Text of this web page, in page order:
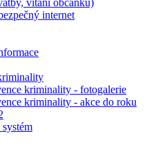
vítání občánků)
internet
kriminality - fotogalerie
kriminality - akce do roku